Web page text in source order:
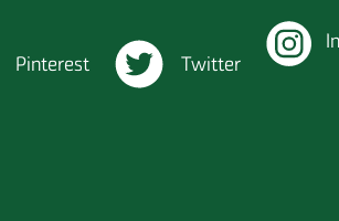
Pinterest Twitter